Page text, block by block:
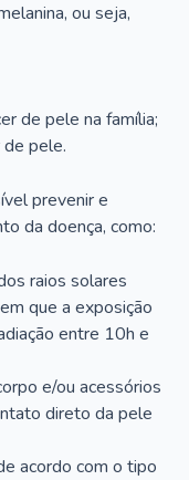
ou seja,
de pele na família;
pele.
prevenir e
da doença, como:
raios solares
que a exposição
entre 10h e
e/ou acessórios
direto da pele
acordo com o tipo